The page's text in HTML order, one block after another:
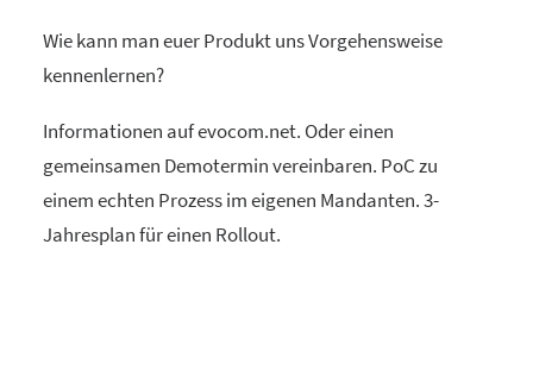
Wie kann man euer Produkt uns Vorgehensweise
kennenlernen?
Informationen auf evocom.net. Oder einen
gemeinsamen Demotermin vereinbaren. PoC zu
einem echten Prozess im eigenen Mandanten. 3-
Jahresplan für einen Rollout.